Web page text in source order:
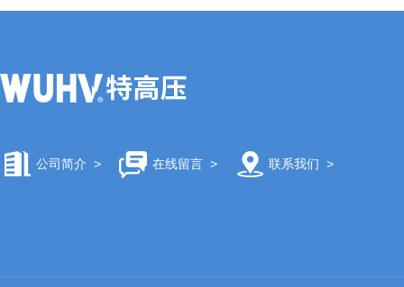
公司简介 > 在线留言> 联系我们 >